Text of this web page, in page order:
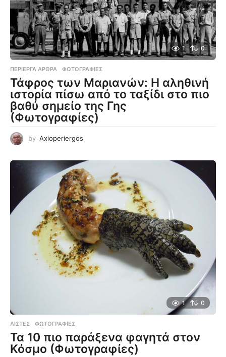
1 0
ΠΕΡΊΕΡΓΑ ΆΡΘΡΑ ,ΦΩΤΟΓΡΑΦΊΕΣ
Τάφρος των Μαριανών: Η αληθινή
ιστορία πίσω από το ταξίδι στο πιο
βαθύ σημείο της Γης
(Φωτογραφίες)
by Axioperiergos
1 0
ΛΊΣΤΕΣ ,ΦΩΤΟΓΡΑΦΊΕΣ
Τα 10 πιο παράξενα φαγητά στον
Κόσμο (Φωτογραφίες)